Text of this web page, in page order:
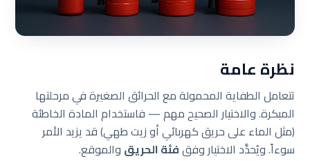
نظرة عامة
تتعامل الطفاية المحمولة مع الحرائق الصغيرة في مرحلتها
المبكرة. والاختيار الصحيح مهم — فاستخدام المادة الخاطئة
(مثل الماء على حريق كهربائي أو زيت طهي) قد يزيد الأمر
سوءاً. ويُحدَّد الاختيار وفقفئة الحريق والموقع.